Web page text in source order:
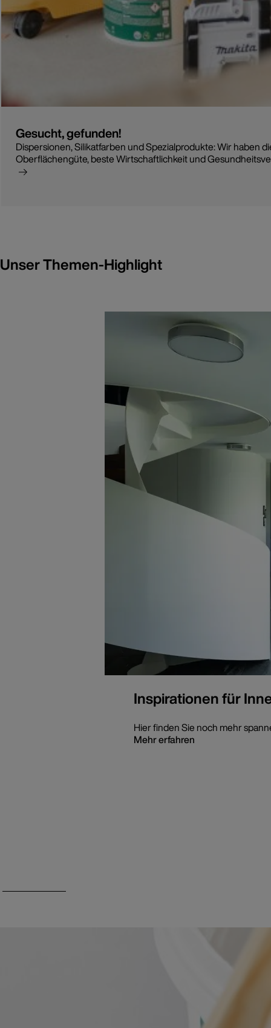
Gesucht, gefunden!
Dispersionen, Silikatfarben und Spezialprodukte: Wir haben
Oberflächengüte, beste Wirtschaftlichkeit und
Unser Themen-Highlight
Inspirationen für
Hier finden Sie noch mehr
Mehr erfahren